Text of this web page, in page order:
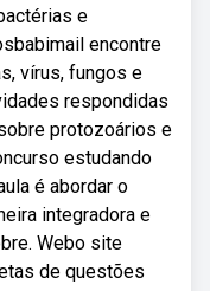
e
encontre
vírus, fungos e
respondidas
protozoários e
estudando
é abordar o
integradora e
Webo site
de questões